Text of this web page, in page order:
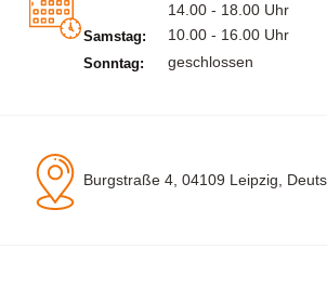
14.00 - 18.00 Uhr
Samstag: 10.00 - 16.00 Uhr
Sonntag: geschlossen
Burgstraße 4, 04109 Leipzig,